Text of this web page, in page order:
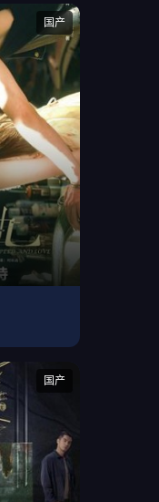
国产
国产